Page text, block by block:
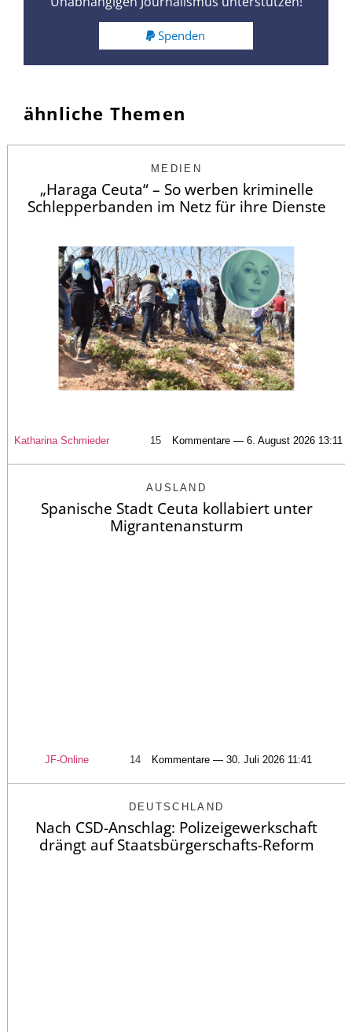
Spenden
ähnliche Themen
MEDIEN
„Haraga Ceuta“ – So werben kriminelle
Schlepperbanden im Netz für ihre Dienste
Katharina Schmieder 15 Kommentare — 6. August 2026 13:11
AUSLAND
Spanische Stadt Ceuta kollabiert unter
Migrantenansturm
JF-Online 14 Kommentare — 30. Juli 2026 11:41
DEUTSCHLAND
Nach CSD-Anschlag: Polizeigewerkschaft
drängt auf Staatsbürgerschafts-Reform